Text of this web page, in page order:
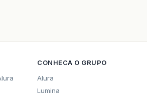
CONHECA O GRUPO
Alura
Lumina